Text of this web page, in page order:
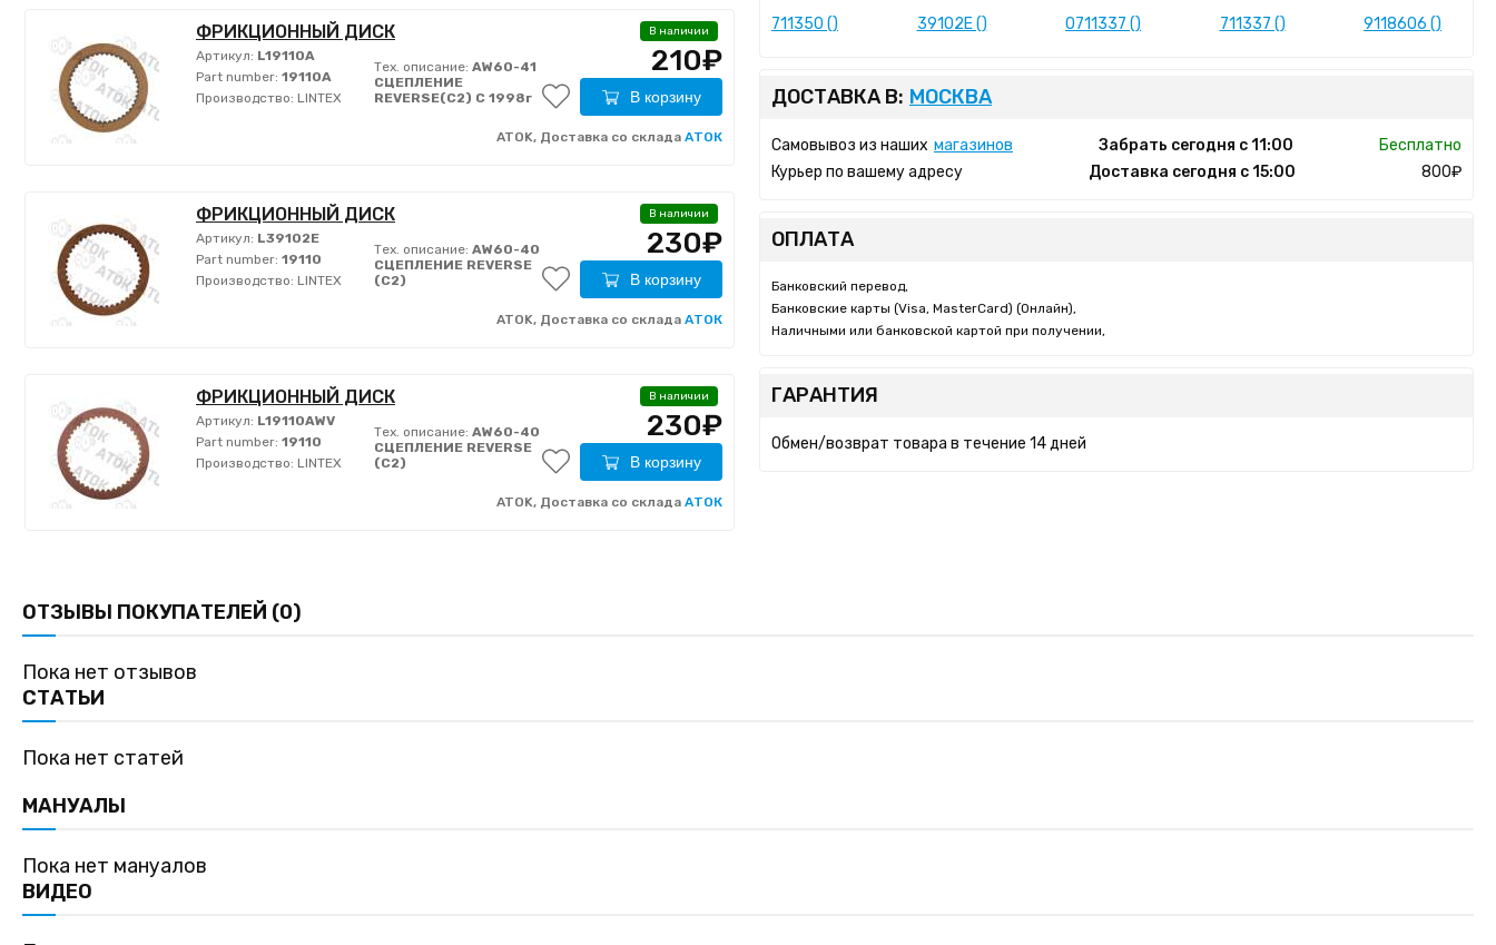
711350 ()
39102E () 0711337 () 711337 () 9118606 ()
ДОСТАВКА В: МОСКВА
Самовывоз из наших магазинов Забрать сегодня с 11:00
Бесплатно
Курьер по вашему адресу
Доставка сегодня с 15:00 800₽
ОПЛАТА
Банковский перевод,
Банковские карты (Visa, MasterCard) (Онлайн),
Наличными или банковской картой при получении,
ГАРАНТИЯ
Обмен/возврат товара в течение 14 дней
ФРИКЦИОННЫЙ ДИСК
Артикул: L19110A
Part number: 19110A
Производство: LINTEX
Тех. описание: AW60-41
СЦЕПЛЕНИЕ
REVERSE(C2) C 1998г
В наличии
210₽
В корзину
ATOK, Доставка со склада АТОК
ФРИКЦИОННЫЙ ДИСК
Артикул: L39102E
Part number: 19110
Производство: LINTEX
Тех. описание: AW60-40
СЦЕПЛЕНИЕ REVERSE
(C2)
В наличии
230₽
В корзину
ATOK, Доставка со склада АТОК
ФРИКЦИОННЫЙ ДИСК
Артикул: L19110AWV
Part number: 19110
Производство: LINTEX
Тех. описание: AW60-40
СЦЕПЛЕНИЕ REVERSE
(C2)
В наличии
230₽
В корзину
ATOK, Доставка со склада АТОК
ОТЗЫВЫ ПОКУПАТЕЛЕЙ (0)
Пока нет отзывов
СТАТЬИ
Пока нет статей
МАНУАЛЫ
Пока нет мануалов
ВИДЕО